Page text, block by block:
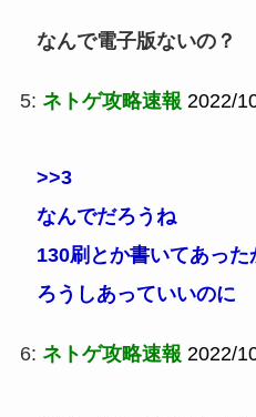
なんで電子版ないの？
5: ネトゲ攻略速報 2022/
>>3
なんでだろうね
130刷とか書いてあっ
ろうしあっていいのに
6: ネトゲ攻略速報 2022/